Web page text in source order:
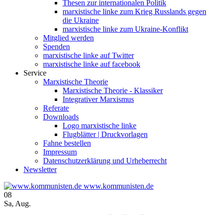
Thesen zur internationalen Politik
marxistische linke zum Krieg Russlands gegen
die Ukraine
marxistische linke zum Ukraine-Konflikt
Mitglied werden
Spenden
marxistische linke auf Twitter
marxistische linke auf facebook
Service
Marxistische Theorie
Marxistische Theorie - Klassiker
Integrativer Marxismus
Referate
Downloads
Logo marxistische linke
Flugblätter | Druckvorlagen
Fahne bestellen
Impressum
Datenschutzerklärung und Urheberrecht
Newsletter
www.kommunisten.de
08
Sa, Aug.